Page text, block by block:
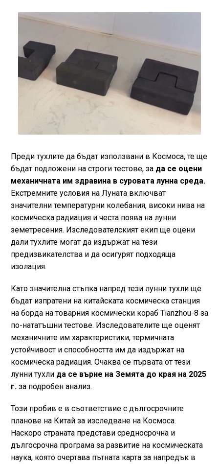
Преди тухлите да бъдат използвани в Космоса, те ще
бъдат подложени на строги тестове, за да се оцени
механичната им здравина в суровата лунна среда.
Екстремните условия на Луната включват
значителни температурни колебания, високи нива на
космическа радиация и честа поява на лунни
земетресения. Изследователският екип ще оцени
дали тухлите могат да издържат на тези
предизвикателства и да осигурят подходяща
изолация.
Като значителна стъпка напред тези лунни тухли ще
бъдат изпратени на китайската космическа станция
на борда на товарния космически кораб Tianzhou-8 за
по-нататъшни тестове. Изследователите ще оценят
механичните им характеристики, термичната
устойчивост и способността им да издържат на
космическа радиация. Очаква се първата от тези
лунни тухлида се върне на Земята до края на 2025
г. за подробен анализ.
Този пробив е в съответствие с дългосрочните
планове на Китай за изследване на Космоса.
Наскоро страната представи средносрочна и
дългосрочна програма за развитие на космическата
наука, която очертава пътната карта за напредък в